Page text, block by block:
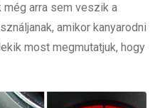
még arra sem veszik a
amikor kanyarodni
most megmutatjuk, hogy